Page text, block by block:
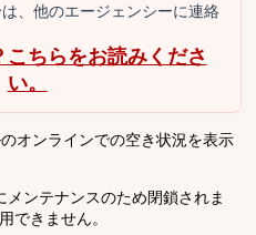
、他のエージェンシーに連絡
こちらをお読みくださ
い。
オンラインでの空き状況を表示
ンテナンスのため閉鎖されま
できません。